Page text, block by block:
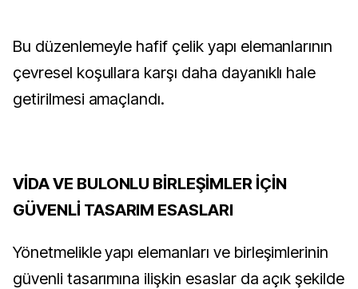
Bu düzenlemeyle hafif çelik yapı elemanlarının
çevresel koşullara karşı daha dayanıklı hale
getirilmesi amaçlandı.
VİDA VE BULONLU BİRLEŞİMLER İÇİN
GÜVENLİ TASARIM ESASLARI
Yönetmelikle yapı elemanları ve birleşimlerinin
güvenli tasarımına ilişkin esaslar da açık şekilde